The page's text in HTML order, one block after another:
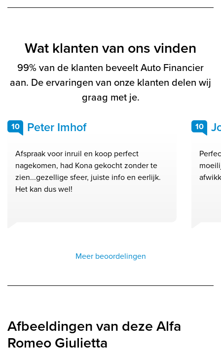
Wat klanten van ons vinden
99% van de klanten beveelt Auto Financier
aan. De ervaringen van onze klanten delen wij
graag met je.
10 Peter Imhof
Afspraak voor inruil en koop perfect
nagekomen, had Kona gekocht zonder te
zien...gezellige sfeer, juiste info en eerlijk.
Het kan dus wel!
10
Meer beoordelingen
Afbeeldingen van deze Alfa
Romeo Giulietta